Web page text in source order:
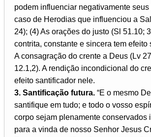
podem influenciar negativamente
caso de Herodias que influenciou a
24); (4) As orações do justo (Sl 51.10;
contrita, constante e sincera tem efeito
A consagração do crente a Deus (Lv
12.1,2). A rendição incondicional do
efeito santificador nele.
3. Santificação futura. “E o mesmo
santifique em tudo; e todo o vosso
corpo sejam plenamente conservados
para a vinda de nosso Senhor Jesus